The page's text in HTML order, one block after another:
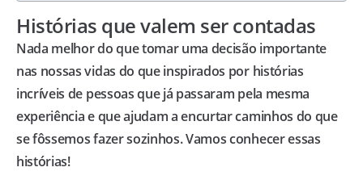
Histórias que valem ser contadas
Nada melhor do que tomar uma decisão importante
nas nossas vidas do que inspirados por histórias
incríveis de pessoas que já passaram pela mesma
experiência e que ajudam a encurtar caminhos do que
se fôssemos fazer sozinhos. Vamos conhecer essas
histórias!